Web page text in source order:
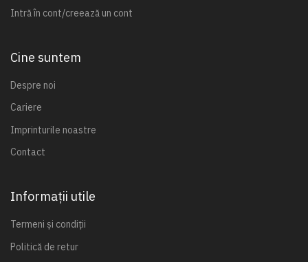
Intră în cont/creează un cont
Cine suntem
Despre noi
Cariere
Imprinturile noastre
Contact
Informații utile
Termeni și condiții
Politică de retur